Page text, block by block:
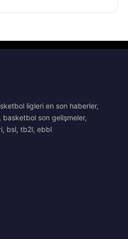
ligleri en son haberler,
son gelişmeler,
bsl, tb2l, ebbl